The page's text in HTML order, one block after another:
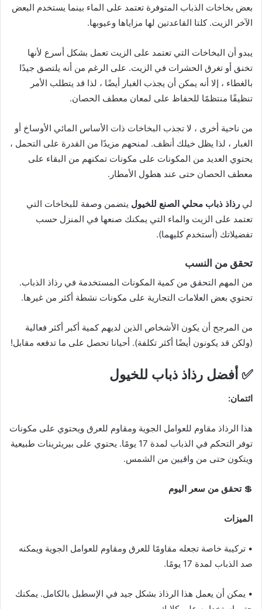
بعض بخاخات الذباب المتوفرة تعتمد على الماء بينما يستخدم البعض
الآخر الزيت. كلتا القاعدتين لها مزاياها وعيوبها.
يبدو أن البخاخات التي تعتمد على الزيت تعمل بشكل أسرع لأنها
تخنق أو تغرق الحشرات في الزيت. على الرغم من أنه يلتصق جيدًا
بالغطاء ، إلا أنه يمكن أن يجذب الغبار أيضًا ، لذا قد يتطلب الأمر
تنظيفًا منتظمًا للحفاظ على لمعان معطف الحصان.
من ناحية أخرى ، لا تجذب البخاخات ذات الأساس المائي الأوساخ أو
الغبار ، لذا يظل خيلك أنظف. لمنحهم مزيدًا من القدرة على التحمل ،
يحتوي العديد من المكونات على مكونات تمكنهم من البقاء على
معطف الحصان حتى عند هطول الأمطار.
لي رذاذ ذباب محلي الصنع للخيول يتضمن وصفة للبخاخات التي
تعتمد على الزيت والماء التي يمكنك صنعها في المنزل حسب
تفضيلاتك (أستخدم كليهما).
تحقق من النسب
من المهم التحقق من كمية المكونات المستخدمة في رذاذ الذباب.
تحتوي بعض العلامات التجارية على مكونات نشطة أكثر من غيرها.
من المرجح أن يكون الأشخاص الذين لديهم كمية أكبر أكثر فعالية
(ولكن قد يكونون أيضًا أكثر تكلفة). أحيانا تحصل على ما تدفعه مقابل!
✅ أفضل رذاذ ذباب للخيول
ائتمان:
هذا الرذاذ مقاوم للعوامل الجوية ومقاوم للعرق ويحتوي على مكونات
توفر التحكم في الذباب لمدة 17 يومًا. يحتوي على بيريثرينات طبيعية
ويتكون حتى من واقيين من الشمس.
💲تحقق من سعر اليوم
الميزات
• تركيبة خاصة تجعله مقاومًا للعرق ومقاوم للعوامل الجوية ويمكنه
صد الذباب لمدة 17 يومًا.
• يمكن أن يعمل هذا الرذاذ بشكل جيد في الإسطبل بالكامل. يمكنك